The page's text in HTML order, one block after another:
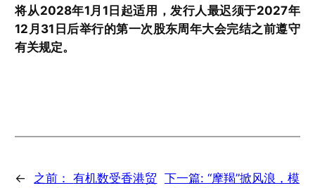
将从2028年1月1日起适用，发行人最迟须于2027年
12月31日后举行的第一次股东周年大会完结之前遵守
有关规定。
← 之前：有机数受香港贸 下一篇: “摩羯”掀风浪，模